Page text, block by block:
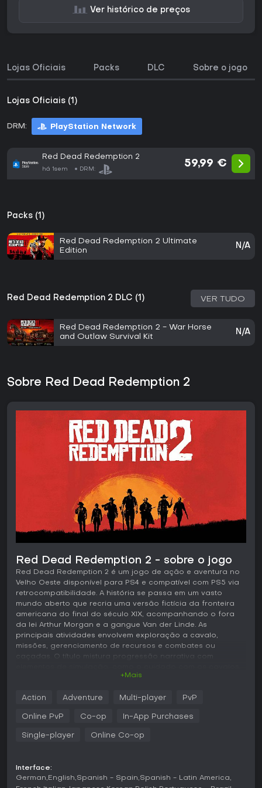
Ver histórico de preços
Lojas Oficiais Packs DLC Sobre o jogo
Lojas Oficiais (1)
DRM: PlayStation Network
Red Dead Redemption 2
há 1sem DRM:
59,99 €
Packs (1)
Red Dead Redemption 2 Ultimate
Edition
N/A
Red Dead Redemption 2 DLC (1) VER TUDO
Red Dead Redemption 2 - War Horse
and Outlaw Survival Kit
N/A
Sobre Red Dead Redemption 2
Red Dead Redemption 2 - sobre o jogo
Red Dead Redemption 2 é um jogo de ação e aventura no
Velho Oeste disponível para PS4 e compatível com PS5 via
retrocompatibilidade. A história se passa em um vasto
mundo aberto que recria uma versão fictícia da fronteira
americana do final do século XIX, acompanhando o fora
da lei Arthur Morgan e a gangue Van der Linde. As
principais atividades envolvem exploração a cavalo,
missões, gerenciamento de recursos e combates ou
caçadas. O título mistura progressão narrativa com
os medidores de vida, vigor e Dead Eye, além de um
relação aos NPCs.
Jogabilidade
O ritmo de jogo prioriza uma progressão mais cuidadosa
vínculo com o animal, alimentá-lo e gerenciar seu vigor
durante as viagens. O combate utiliza armas de fogo, com
+Mais
Action Adventure Multi-player PvP
Online PvP Co-op In-App Purchases
Single-player Online Co-op
Interface:
German English Spanish - Spain Spanish - Latin America